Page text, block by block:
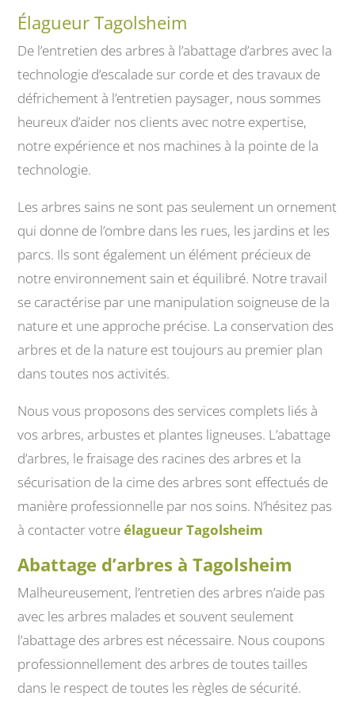
Élagueur Tagolsheim
De l’entretien des arbres à l’abattage d’arbres avec la
technologie d’escalade sur corde et des travaux de
défrichement à l’entretien paysager, nous sommes
heureux d’aider nos clients avec notre expertise,
notre expérience et nos machines à la pointe de la
technologie.
Les arbres sains ne sont pas seulement un ornement
qui donne de l’ombre dans les rues, les jardins et les
parcs. Ils sont également un élément précieux de
notre environnement sain et équilibré. Notre travail
se caractérise par une manipulation soigneuse de la
nature et une approche précise. La conservation des
arbres et de la nature est toujours au premier plan
dans toutes nos activités.
Nous vous proposons des services complets liés à
vos arbres, arbustes et plantes ligneuses. L’abattage
d’arbres, le fraisage des racines des arbres et la
sécurisation de la cime des arbres sont effectués de
manière professionnelle par nos soins. N’hésitez pas
à contacter votreélagueur Tagolsheim
Abattage d’arbres à Tagolsheim
Malheureusement, l’entretien des arbres n’aide pas
avec les arbres malades et souvent seulement
l’abattage des arbres est nécessaire. Nous coupons
professionnellement des arbres de toutes tailles
dans le respect de toutes les règles de sécurité.